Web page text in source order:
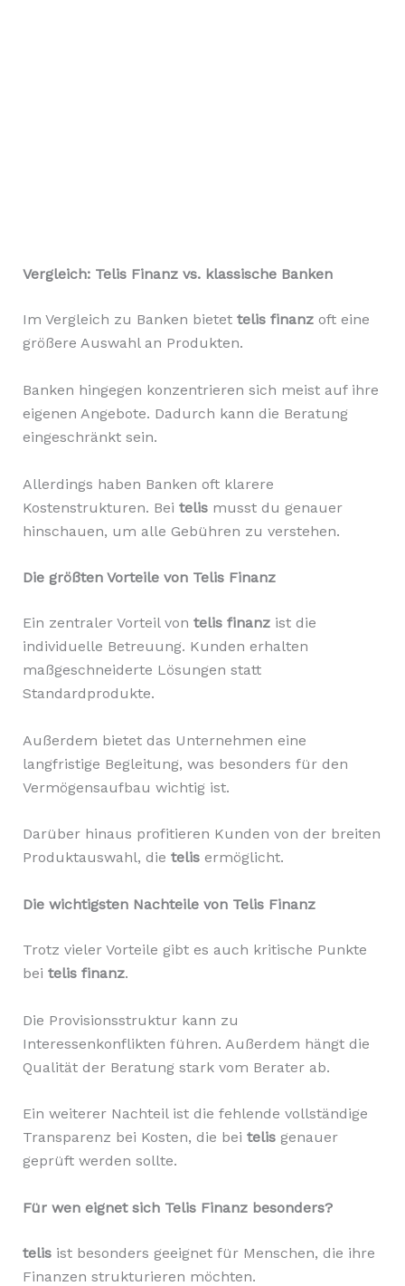
Vergleich: Telis Finanz vs. klassische Banken
Im Vergleich zu Banken bietet telis finanzoft eine
größere Auswahl an Produkten.
Banken hingegen konzentrieren sich meist auf ihre
eigenen Angebote. Dadurch kann die Beratung
eingeschränkt sein.
Allerdings haben Banken oft klarere
Kostenstrukturen. Bei telismusst du genauer
hinschauen, um alle Gebühren zu verstehen.
Die größten Vorteile von Telis Finanz
Ein zentraler Vorteil von telis finanzist die
individuelle Betreuung. Kunden erhalten
maßgeschneiderte Lösungen statt
Standardprodukte.
Außerdem bietet das Unternehmen eine
langfristige Begleitung, was besonders für den
Vermögensaufbau wichtig ist.
Darüber hinaus profitieren Kunden von der breiten
Produktauswahl, die telisermöglicht.
Die wichtigsten Nachteile von Telis Finanz
Trotz vieler Vorteile gibt es auch kritische Punkte
bei telis finanz.
Die Provisionsstruktur kann zu
Interessenkonflikten führen. Außerdem hängt die
Qualität der Beratung stark vom Berater ab.
Ein weiterer Nachteil ist die fehlende vollständige
Transparenz bei Kosten, die bei telisgenauer
geprüft werden sollte.
Für wen eignet sich Telis Finanz besonders?
telisist besonders geeignet für Menschen, die ihre
Finanzen strukturieren möchten.